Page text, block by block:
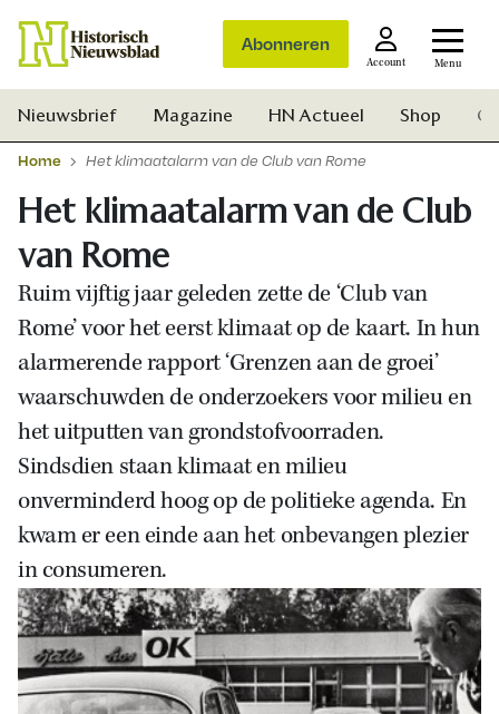
Abonneren
Account Menu
Nieuwsbrief Magazine HN Actueel Shop
Home Het klimaatalarm van de Club van Rome
Het klimaatalarm van de Club
van Rome
Ruim vijftig jaar geleden zette de ‘Club van
Rome’ voor het eerst klimaat op de kaart. In hun
alarmerende rapport ‘Grenzen aan de groei’
waarschuwden de onderzoekers voor milieu en
het uitputten van grondstofvoorraden.
Sindsdien staan klimaat en milieu
onverminderd hoog op de politieke agenda. En
kwam er een einde aan het onbevangen plezier
in consumeren.